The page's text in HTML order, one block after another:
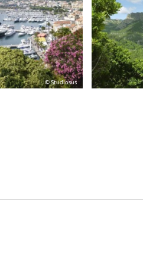
© Studiosus